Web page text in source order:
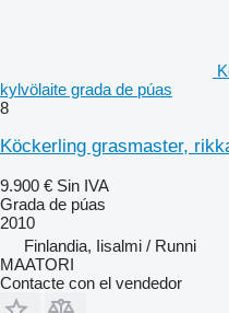
kylvölaite grada de púas
8
Köckerling grasmaster,
9.900 € Sin IVA
Grada de púas
2010
Finlandia, Iisalmi / Runni
MAATORI
Contacte con el vendedor